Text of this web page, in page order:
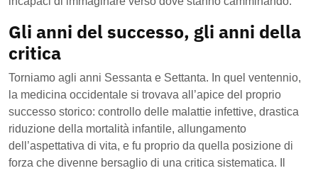
Gli anni del successo, gli anni della
critica
Torniamo agli anni Sessanta e Settanta. In quel ventennio,
la medicina occidentale si trovava all’apice del proprio
successo storico: controllo delle malattie infettive, drastica
riduzione della mortalità infantile, allungamento
dell’aspettativa di vita, e fu proprio da quella posizione di
forza che divenne bersaglio di una critica sistematica. Il